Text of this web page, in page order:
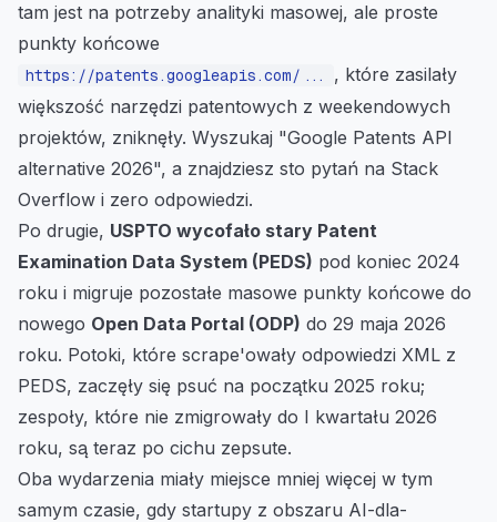
tam jest na potrzeby analityki masowej, ale proste
punkty końcowe
https://patents.googleapis.com/...
, które zasilały
większość narzędzi patentowych z weekendowych
projektów, zniknęły. Wyszukaj "Google Patents API
alternative 2026", a znajdziesz sto pytań na Stack
Overflow i zero odpowiedzi.
Po drugie, USPTO wycofało stary Patent
Examination Data System (PEDS) pod koniec 2024
roku i migruje pozostałe masowe punkty końcowe do
nowego Open Data Portal (ODP) do 29 maja 2026
roku. Potoki, które scrape'owały odpowiedzi XML z
PEDS, zaczęły się psuć na początku 2025 roku;
zespoły, które nie zmigrowały do I kwartału 2026
roku, są teraz po cichu zepsute.
Oba wydarzenia miały miejsce mniej więcej w tym
samym czasie, gdy startupy z obszaru AI-dla-